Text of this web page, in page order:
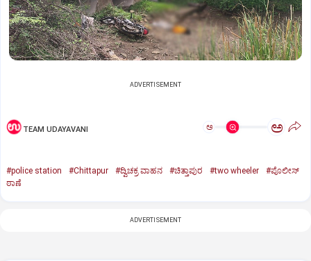
ADVERTISEMENT
TEAM UDAYAVANI ಅ ಅ
#police station #Chittapur #ದ್ವಿಚಕ್ರ ವಾಹನ #ಚಿತ್ತಾಪುರ #two wheeler
#ಪೊಲೀಸ್
ಠಾಣೆ
ADVERTISEMENT